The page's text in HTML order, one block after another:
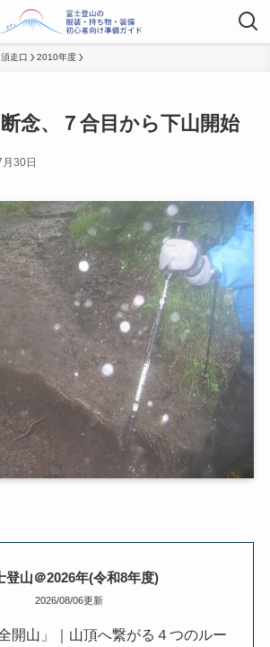
須走口 2010年度
念、７合目から下山開始
30日
登山＠2026年(令和8年度)
2026/08/06更新
開山」｜山頂へ繋がる４つのルー